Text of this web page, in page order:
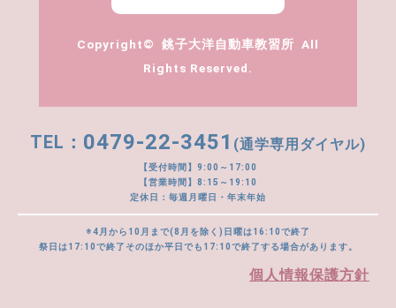
Copyright© 銚子大洋自動車教習所 All
Rights Reserved.
0479-22-3451 (通学専用ダイヤル)
【受付時間】9:00～17:00
【営業時間】8:15～19:10
定休日：毎週月曜日・年末年始
※4月から10月まで(8月を除く)日曜は16:10で終了
祭日は17:10で終了そのほか平日でも17:10で終了する場合があります。
個人情報保護方針